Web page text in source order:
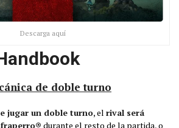
Descarga aquí
de doble turno
jugar un doble turno, el rival será
durante el resto de la partida, o